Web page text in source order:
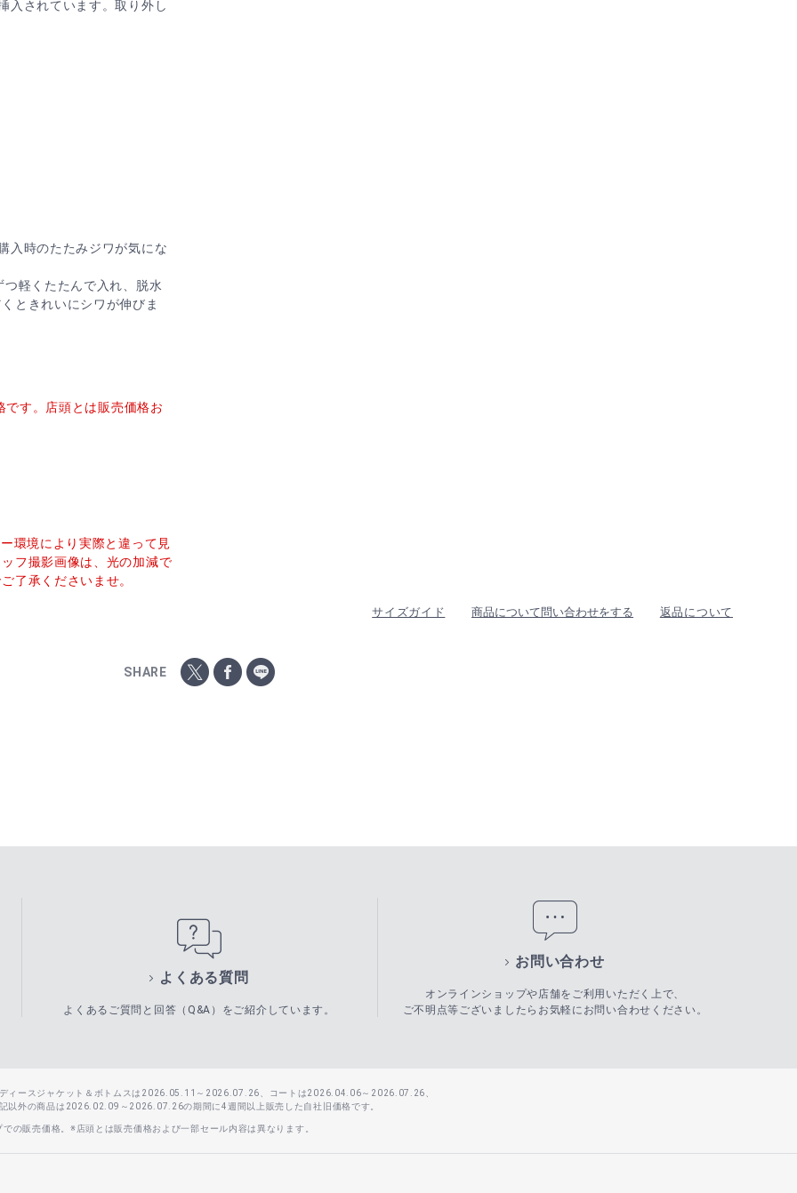
入されています。取り外し
入時のたたみジワが気にな
軽くたたんで入れ、脱水
ときれいにシワが伸びま
です。店頭とは販売価格お
環境により実際と違って見
フ撮影画像は、光の加減で
了承くださいませ。
サイズガイド 商品について問い合わせをする 返品について
SHARE
よくある質問
よくあるご質問と回答（Q&A）をご紹介しています。
お問い合わせ
オンラインショップや店舗をご利用いただく上で、
ご不明点等ございましたらお気軽にお問い合わせください。
ィースジャケット＆ボトムスは2026.05.11～2026.07.26、コートは2026.04.06～2026.07.26、
以外の商品は2026.02.09～2026.07.26の期間に4週間以上販売した自社旧価格です。
の販売価格。※店頭とは販売価格および一部セール内容は異なります。